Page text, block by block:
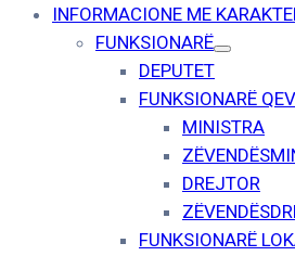
INFORMACIONE ME
FUNKSIONARË
DEPUTET
FUNKSIONARË
MINISTRA
DREJTOR
FUNKSIONARË